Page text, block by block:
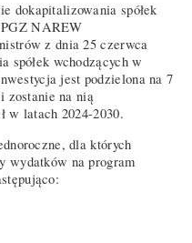
dokapitalizowania spółek
NAREW
z dnia 25 czerwca
spółek wchodzących w
jest podzielona na 7
zostanie na nią
w latach 2024-2030.
dla których
wydatków na program